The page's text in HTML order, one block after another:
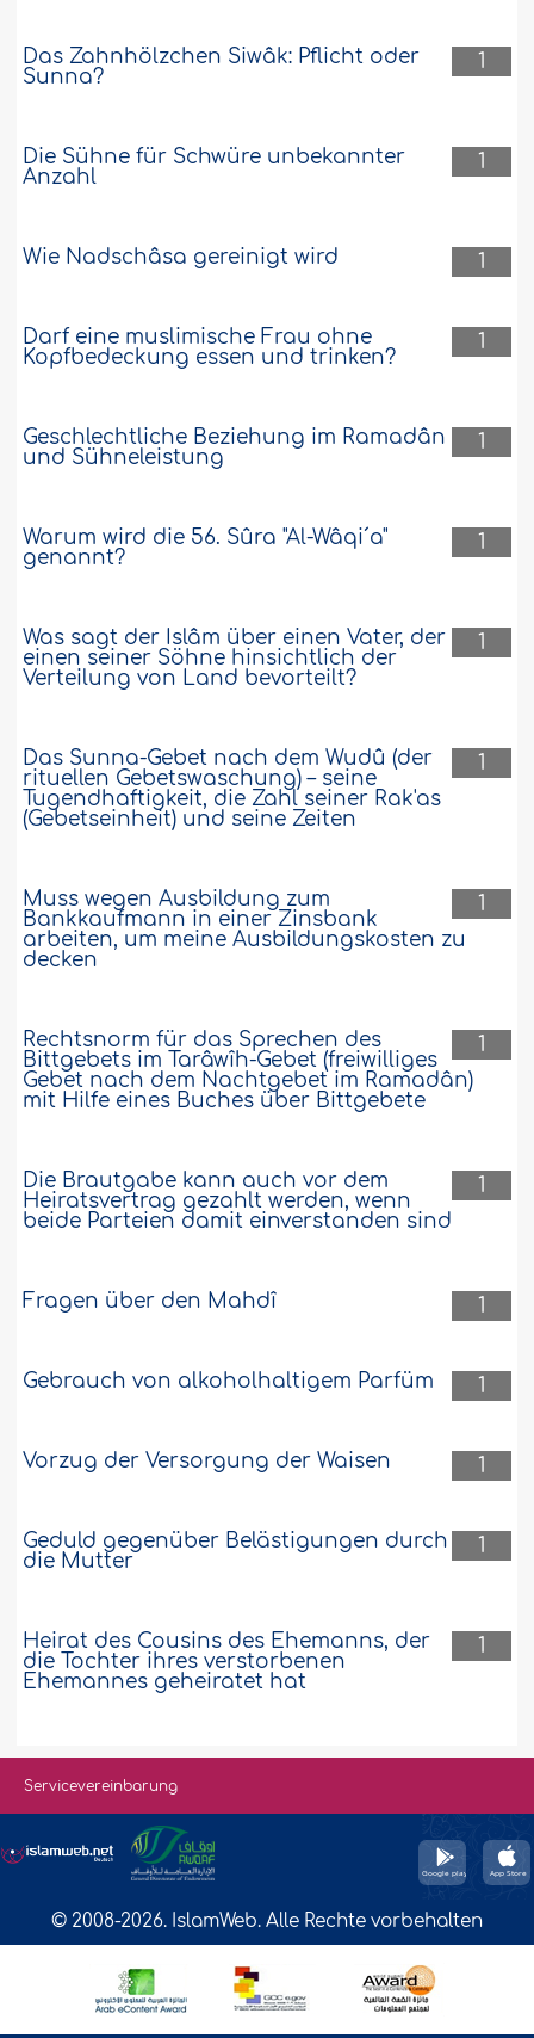
1
Das Zahnhölzchen Siwâk: Pflicht oder
Sunna?
1
Die Sühne für Schwüre unbekannter
Anzahl
1
Wie Nadschâsa gereinigt wird
1
Darf eine muslimische Frau ohne
Kopfbedeckung essen und trinken?
1
Geschlechtliche Beziehung im Ramadân
und Sühneleistung
1
Warum wird die 56. Sûra "Al-Wâqi´a"
genannt?
1
Was sagt der Islâm über einen Vater, der
einen seiner Söhne hinsichtlich der
Verteilung von Land bevorteilt?
1
Das Sunna-Gebet nach dem Wudû (der
rituellen Gebetswaschung) – seine
Tugendhaftigkeit, die Zahl seiner Rak'as
(Gebetseinheit) und seine Zeiten
1
Muss wegen Ausbildung zum
Bankkaufmann in einer Zinsbank
arbeiten, um meine Ausbildungskosten zu
decken
1
Rechtsnorm für das Sprechen des
Bittgebets im Tarâwîh-Gebet (freiwilliges
Gebet nach dem Nachtgebet im Ramadân)
mit Hilfe eines Buches über Bittgebete
1
Die Brautgabe kann auch vor dem
Heiratsvertrag gezahlt werden, wenn
beide Parteien damit einverstanden sind
1
Fragen über den Mahdî
1
Gebrauch von alkoholhaltigem Parfüm
1
Vorzug der Versorgung der Waisen
1
Geduld gegenüber Belästigungen durch
die Mutter
1
Heirat des Cousins des Ehemanns, der
die Tochter ihres verstorbenen
Ehemannes geheiratet hat
Servicevereinbarung
© 2008-2026. IslamWeb. Alle Rechte vorbehalten